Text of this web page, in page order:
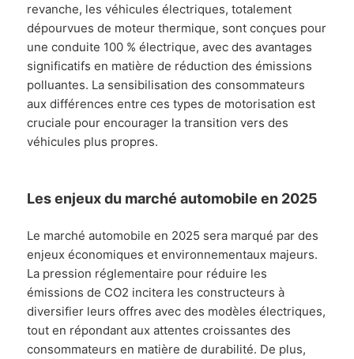
revanche, les véhicules électriques, totalement
dépourvues de moteur thermique, sont conçues pour
une conduite 100 % électrique, avec des avantages
significatifs en matière de réduction des émissions
polluantes. La sensibilisation des consommateurs
aux différences entre ces types de motorisation est
cruciale pour encourager la transition vers des
véhicules plus propres.
Les enjeux du marché automobile en 2025
Le marché automobile en 2025 sera marqué par des
enjeux économiques et environnementaux majeurs.
La pression réglementaire pour réduire les
émissions de CO2 incitera les constructeurs à
diversifier leurs offres avec des modèles électriques,
tout en répondant aux attentes croissantes des
consommateurs en matière de durabilité. De plus,